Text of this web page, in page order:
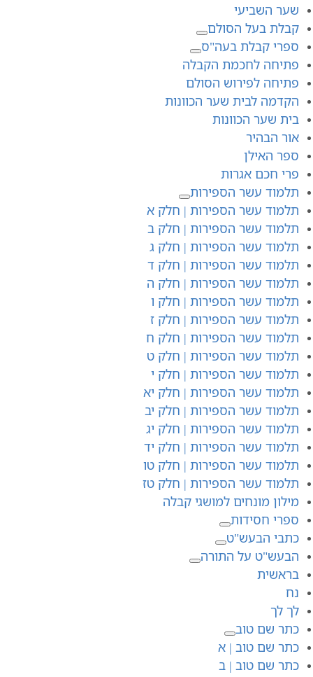
שער השביעי
קבלת בעל הסולם
ספרי קבלת בעה"ס
פתיחה לחכמת הקבלה
פתיחה לפירוש הסולם
הקדמה לבית שער הכוונות
בית שער הכוונות
אור הבהיר
ספר האילן
פרי חכם אגרות
תלמוד עשר הספירות
תלמוד עשר הספירות | חלק א
תלמוד עשר הספירות | חלק ב
תלמוד עשר הספירות | חלק ג
תלמוד עשר הספירות | חלק ד
תלמוד עשר הספירות | חלק ה
תלמוד עשר הספירות | חלק ו
תלמוד עשר הספירות | חלק ז
תלמוד עשר הספירות | חלק ח
תלמוד עשר הספירות | חלק ט
תלמוד עשר הספירות | חלק י
תלמוד עשר הספירות | חלק יא
תלמוד עשר הספירות | חלק יב
תלמוד עשר הספירות | חלק יג
תלמוד עשר הספירות | חלק יד
תלמוד עשר הספירות | חלק טו
תלמוד עשר הספירות | חלק טז
מילון מונחים למושגי קבלה
ספרי חסידות
כתבי הבעש"ט
הבעש"ט על התורה
בראשית
נח
לך לך
כתר שם טוב
כתר שם טוב | א
כתר שם טוב | ב